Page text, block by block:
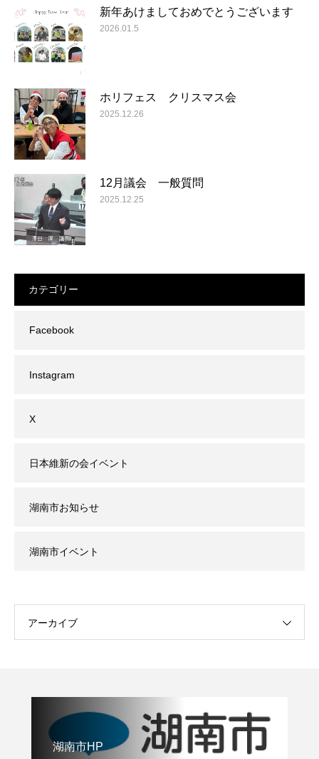
新年あけましておめでとうございます
2026.01.5
ホリフェス クリスマス会
2025.12.26
12月議会 一般質問
2025.12.25
カテゴリー
Facebook
Instagram
X
日本維新の会イベント
湖南市お知らせ
湖南市イベント
アーカイブ
湖南市HP